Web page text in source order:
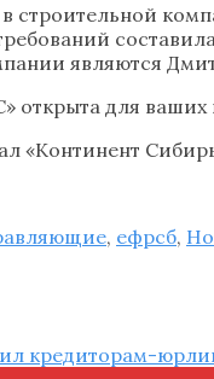
в строительной
являются
открыта для
«Континент
, ефрсб,